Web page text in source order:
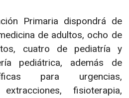
Primaria dispondrá de
de adultos, ocho de
cuatro de pediatría y
pediátrica, además de
para urgencias,
fisioterapia,